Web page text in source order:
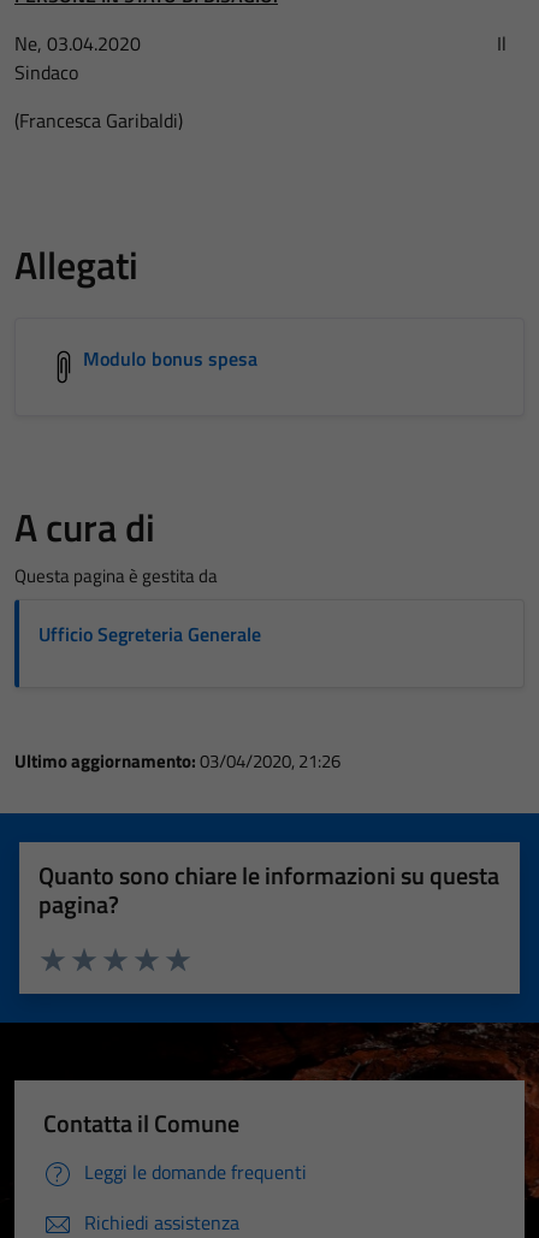
Ne, 03.04.2020 Il
Sindaco
(Francesca Garibaldi)
Allegati
Modulo bonus spesa
A cura di
Questa pagina è gestita da
Ufficio Segreteria Generale
Ultimo aggiornamento:03/04/2020, 21:26
Quanto sono chiare le informazioni su questa
pagina?
Valuta 5 stelle su 5
Valuta 4 stelle su 5
Valuta 3 stelle su 5
Valuta 2 stelle su 5
Valuta 1 stelle su 5
Contatta il Comune
Leggi le domande frequenti
Richiedi assistenza